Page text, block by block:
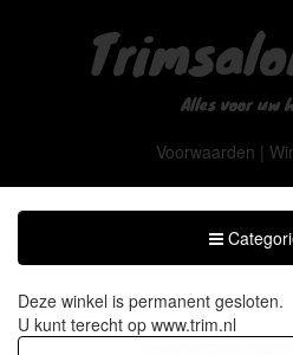
Alles voor uw
Voorwaarden |
Toggle
Deze winkel is permanent gesloten.
U kunt terecht op www.trim.nl